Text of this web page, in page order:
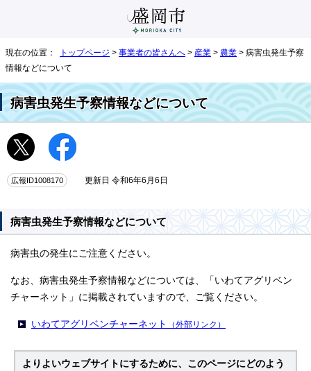
現在の位置： トップページ > 事業者の皆さんへ > 産業 > 農業 > 病害虫発生予察
情報などについて
病害虫発生予察情報などについて
広報ID1008170 更新日 令和6年6月6日
病害虫発生予察情報などについて
病害虫の発生にご注意ください。
なお、病害虫発生予察情報などについては、「いわてアグリベン
チャーネット」に掲載されていますので、ご覧ください。
いわてアグリベンチャーネット （外部リンク）
よりよいウェブサイトにするために、このページにどのよう